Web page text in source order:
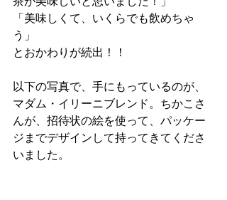
「美味しくて、いくらでも飲めちゃ
う」
とおかわりが続出！！
以下の写真で、手にもっているのが、
マダム・イリーニブレンド。ちかこさ
んが、招待状の絵を使って、パッケー
ジまでデザインして持ってきてくださ
いました。